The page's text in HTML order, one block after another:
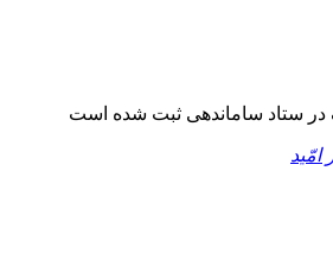
ستاد ساماندهی ثبت شده است
امّید